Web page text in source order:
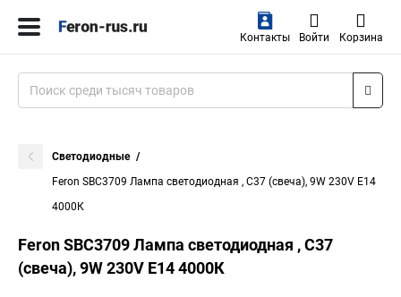
Контакты Войти Корзина
Светодиодные
Feron SBC3709 Лампа светодиодная , C37 (свеча), 9W 230V E14
4000К
Feron SBC3709 Лампа светодиодная , C37
(свеча), 9W 230V E14 4000К